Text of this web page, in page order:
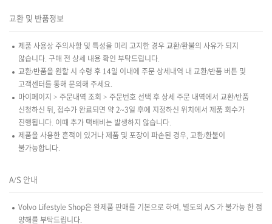
교환 및 반품정보
제품 사용상 주의사항 및 특성을 미리 고지한 경우 교환/환불의 사유가 되지
않습니다. 구매 전 상세 내용 확인 부탁드립니다.
교환/반품을 원할 시 수령 후 14일 이내에 주문 상세내역 내 교환/반품 버튼 및
고객센터를 통해 문의해 주세요.
마이페이지 > 주문내역 조회 > 주문번호 선택 후 상세 주문 내역에서 교환/반품
신청하신 뒤, 접수가 완료되면 약 2~3일 후에 지정하신 위치에서 제품 회수가
진행됩니다. 이때 추가 택배비는 발생하지 않습니다.
제품을 사용한 흔적이 있거나 제품 및 포장이 파손된 경우, 교환/환불이
불가능합니다.
A/S 안내
Volvo Lifestyle Shop은 완제품 판매를 기본으로 하여, 별도의 A/S 가 불가능 한 점
양해를 부탁드립니다.